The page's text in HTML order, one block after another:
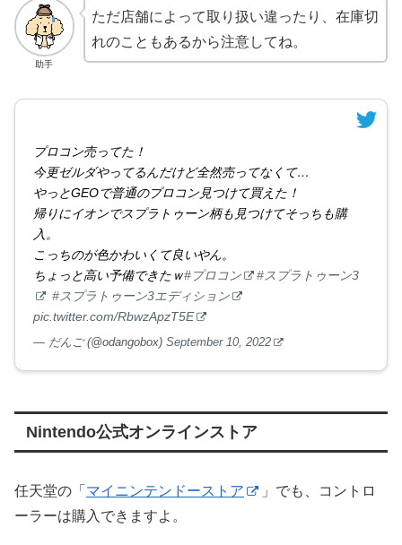
助手
ただ店舗によって取り扱い違ったり、在庫切
れのこともあるから注意してね。
プロコン売ってた！
今更ゼルダやってるんだけど全然売ってなくて…
やっとGEOで普通のプロコン見つけて買えた！
帰りにイオンでスプラトゥーン柄も見つけてそっちも購
入。
こっちのが色かわいくて良いやん。
ちょっと高い予備できたｗ#プロコン
#スプラトゥーン3
#スプラトゥーン3エディション
pic.twitter.com/RbwzApzT5E
— だんご (@odangobox) September 10, 2022
Nintendo公式オンラインストア
任天堂の「 マイニンテンドーストア
」でも、コントロ
ーラーは購入できますよ。